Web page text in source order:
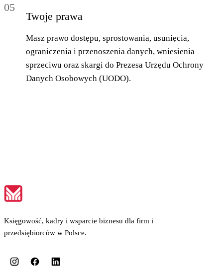
05
Twoje prawa
Masz prawo dostępu, sprostowania, usunięcia,
ograniczenia i przenoszenia danych, wniesienia
sprzeciwu oraz skargi do Prezesa Urzędu Ochrony
Danych Osobowych (UODO).
Księgowość, kadry i wsparcie biznesu dla firm i
przedsiębiorców w Polsce.